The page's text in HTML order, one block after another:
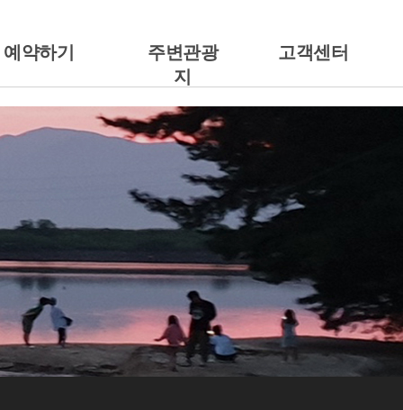
예약하기
주변관광
지
고객센터
핑에서 예약하기